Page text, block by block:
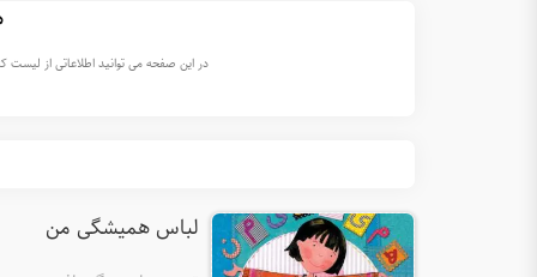
در این صفحه می توانید اطلاعاتی از لیست
لباس همیشگی من